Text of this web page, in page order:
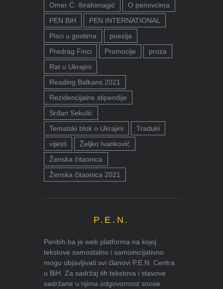
Omer Ć. Ibrahimagić
O penovcima
PEN BiH
PEN INTERNATIONAL
Pisci u gostima
poezija
Predrag Finci
Promocije
proza
Rat u Ukrajini
Reading Balkans 2021
Rezidencijalne stipendije
Srđan Sekulić
Tematski blok o Ukrajini
Traduki
vijesti
Željko Ivanković
Ženska čitaonica
Ženska čitaonica 2021
P.E.N.
Penbih.ba je web platforma na kojoj
tekstove samostalno i samoinicijativno
mogu objavljivati svi članovi P.E.N. Centra
u BiH. Za sadržaj tih tekstova i stavove
sadržane u njima odgovornost snose